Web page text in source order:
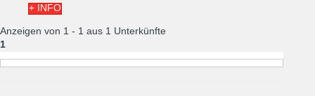
+ INFO
Anzeigen von 1 - 1 aus 1 Unterkünfte
1